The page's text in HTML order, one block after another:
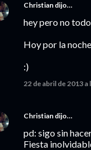
Christian dijo…
hey pero no
Hoy por la
:)
22 de abril de 2013 a
Christian dijo…
pd: sigo sin
Fiesta